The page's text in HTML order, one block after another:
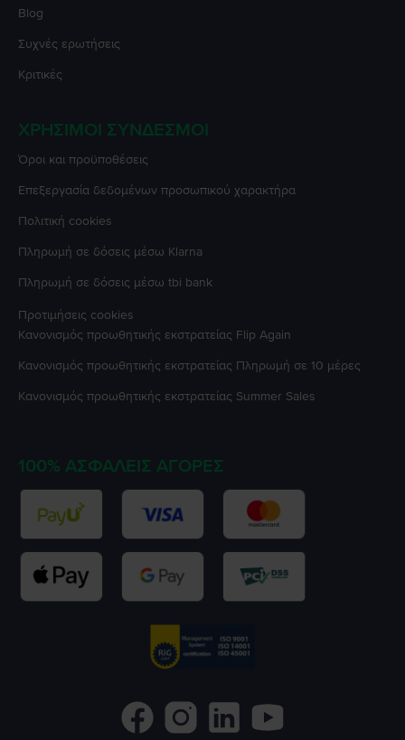
Blog
Συχνές ερωτήσεις
Κριτικές
ΧΡΉΣΙΜΟΙ ΣΎΝΔΕΣΜΟΙ
Όροι και προϋποθέσεις
Επεξεργασία δεδομένων προσωπικού χαρακτήρα
Πολιτική cookies
Πληρωμή σε δόσεις μέσω Klarna
Πληρωμή σε δόσεις μέσω tbi bank
Προτιμήσεις cookies
Κανονισμός προωθητικής εκστρατείας Flip Again
Κανονισμός προωθητικής εκστρατείας Πληρωμή σε 10 μέρες
Κανονισμός προωθητικής εκστρατείας Summer Sales
100% ΑΣΦΑΛΕΊΣ ΑΓΟΡΈΣ